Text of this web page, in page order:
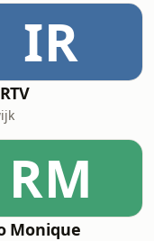
IR
RM
Monique